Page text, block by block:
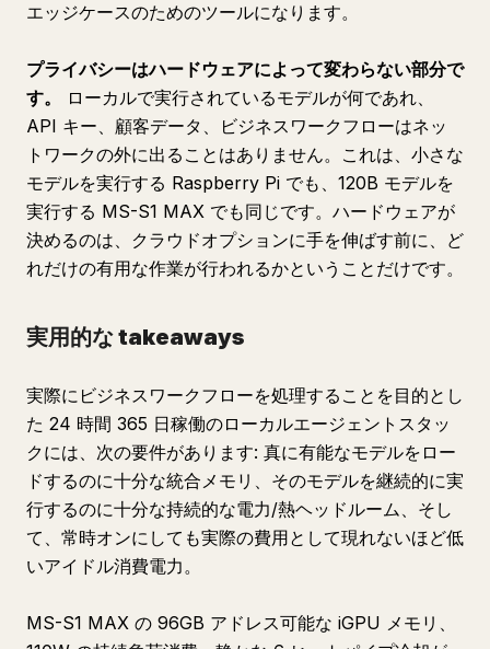
エッジケースのためのツールになります。
プライバシーはハードウェアによって変わらない部分で
す。
ローカルで実行されているモデルが何であれ、
API キー、顧客データ、ビジネスワークフローはネッ
トワークの外に出ることはありません。これは、小さな
モデルを実行する Raspberry Pi でも、120B モデルを
実行する MS-S1 MAX でも同じです。ハードウェアが
決めるのは、クラウドオプションに手を伸ばす前に、ど
れだけの有用な作業が行われるかということだけです。
実用的な takeaways
実際にビジネスワークフローを処理することを目的とし
た 24 時間 365 日稼働のローカルエージェントスタッ
クには、次の要件があります: 真に有能なモデルをロー
ドするのに十分な統合メモリ、そのモデルを継続的に実
行するのに十分な持続的な電力/熱ヘッドルーム、そし
て、常時オンにしても実際の費用として現れないほど低
いアイドル消費電力。
MS-S1 MAX の 96GB アドレス可能な iGPU メモリ、